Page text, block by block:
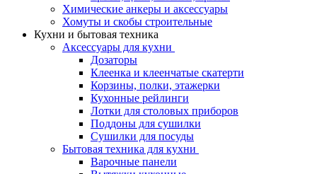
Химические анкеры и аксессуары
Хомуты и скобы строительные
Кухни и бытовая техника
Аксессуары для кухни
Дозаторы
Клеенка и клеенчатые скатерти
Корзины, полки, этажерки
Кухонные рейлинги
Лотки для столовых приборов
Поддоны для сушилки
Сушилки для посуды
Бытовая техника для кухни
Варочные панели